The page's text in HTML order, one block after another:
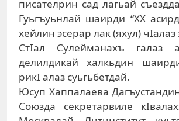
писателрин сад лагьай
Гуьгъуьнлай шаирди “ХХ
хейлин эсерар лак (яхул)
СтIал Сулейманахъ галаз
делилдикай халкьдин
рикI алаз суьгьбетдай.
Юсуп Хаппалаева
Союзда секретарвиле